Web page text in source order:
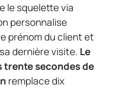
le squelette via
personnalise
prénom du client et
dernière visite. Le
trente secondes de
remplace dix